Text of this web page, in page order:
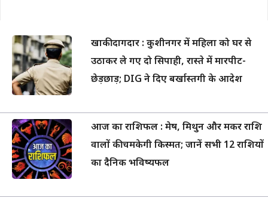
खाकी दागदार : कुशीनगर में महिला को घर से
उठाकर ले गए दो सिपाही, रास्ते में मारपीट-
छेड़छाड़; DIG ने दिए बर्खास्तगी के आदेश
आज का राशिफल : मेष, मिथुन और मकर राशि
वालों की चमकेगी किस्मत; जानें सभी 12 राशियों
का दैनिक भविष्यफल